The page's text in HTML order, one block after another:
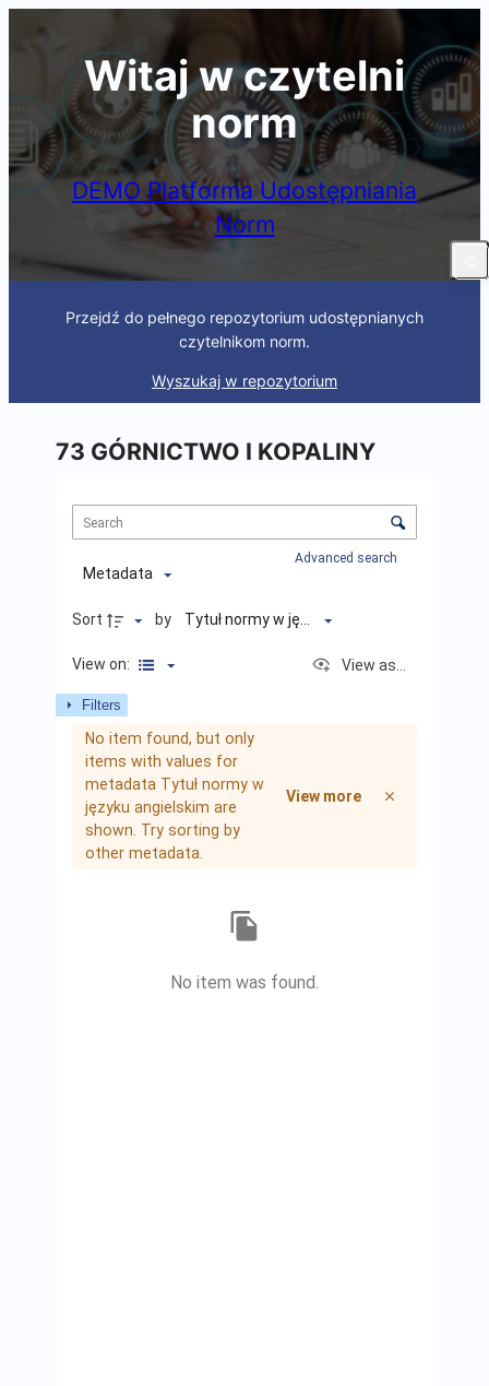
Witaj w czytelni
norm
DEMO Platforma Udostępniania
Norm
Przejdź do pełnego repozytorium udostępnianych
czytelnikom norm.
Wyszukaj w repozytorium
73 GÓRNICTWO I KOPALINY
ListSorting
and
control
Filters
Advanced search
Metadata
Sort by Tytuł normy w języku angielskim
View on: View as...
Items
results
No item found, but only
items with values for
metadata Tytuł normy w
języku angielskim are
shown. Try sorting by
other metadata.
View more
No item was found.